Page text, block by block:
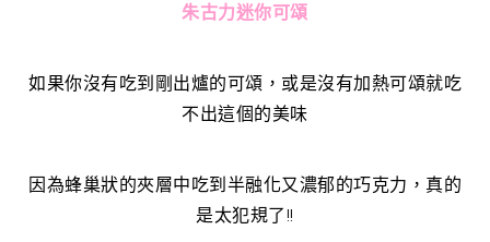
朱古力迷你可頌
如果你沒有吃到剛出爐的可頌，或是沒有加熱可頌就吃
不出這個的美味
因為蜂巢狀的夾層中吃到半融化又濃郁的巧克力，真的
是太犯規了!!